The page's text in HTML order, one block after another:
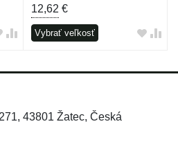
12,62 €
Vybrať veľkosť
43801 Žatec, Česká